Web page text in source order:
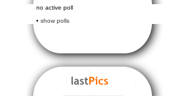
no active poll
• show polls